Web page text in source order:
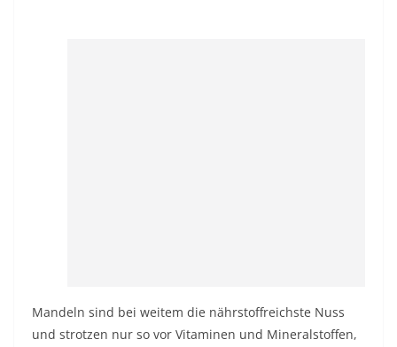
Mandeln sind bei weitem die nährstoffreichste Nuss
und strotzen nur so vor Vitaminen und Mineralstoffen,